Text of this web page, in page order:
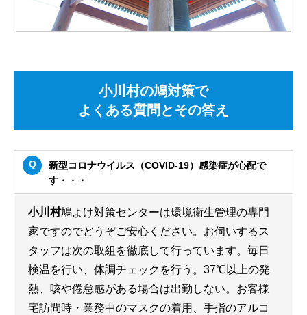
小川村の鳩対策で
よくある質問とその答え
新型コロナウイルス（COVID-19）感染症が心配で
す・・・
小川村鳩よけ対策センターは環境衛生管理の専門
家ですのでどうぞご安心ください。お伺いするス
タッフは次の取組を徹底して行っています。毎日
検温を行い、体調チェックを行う。37℃以上の発
熱、咳や倦怠感がある場合は出勤しない。お客様
宅訪問時・業務中のマスクの着用、手指のアルコ